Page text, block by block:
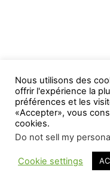
Nous utilisons des
offrir l'expérience la
préférences et les
«Accepter», vous
cookies.
Do not sell my
Cookie settings